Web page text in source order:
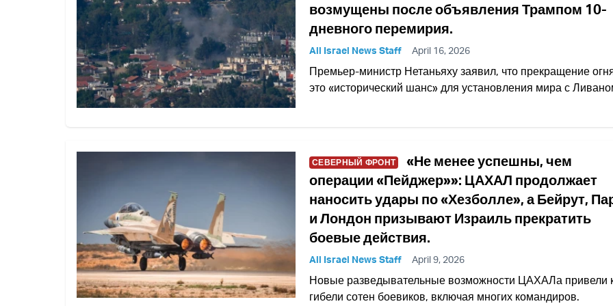
возмущены после объявления Трампом 10-
дневного перемирия.
All Israel News Staff April 16, 2026
Премьер-министр Нетаньяху заявил, что прекращение
это «исторический шанс» для установления мира с
СЕВЕРНЫЙ ФРОНТ
«Не менее успешны, чем
операции «Пейджер»»: ЦАХАЛ продолжает
наносить удары по «Хезболле», а Бейрут,
и Лондон призывают Израиль прекратить
боевые действия.
All Israel News Staff April 9, 2026
Новые разведывательные возможности ЦАХАЛа привели
гибели сотен боевиков, включая многих командиров.